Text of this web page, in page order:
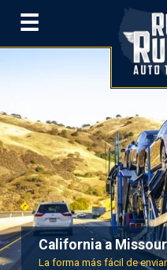
☰
California a
La forma más fácil de